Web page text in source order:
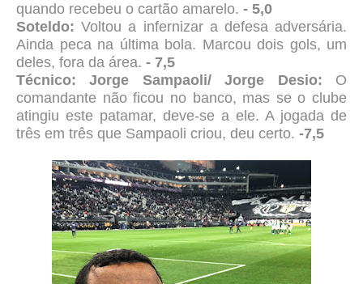
quando recebeu o cartão amarelo. - 5,0
Soteldo:Voltou a infernizar a defesa adversária.
Ainda peca na última bola. Marcou dois gols, um
deles, fora da área. - 7,5
Técnico: Jorge Sampaoli/ Jorge Desio: O
comandante não ficou no banco, mas se o clube
atingiu este patamar, deve-se a ele. A jogada de
três em três que Sampaoli criou, deu certo. -7,5